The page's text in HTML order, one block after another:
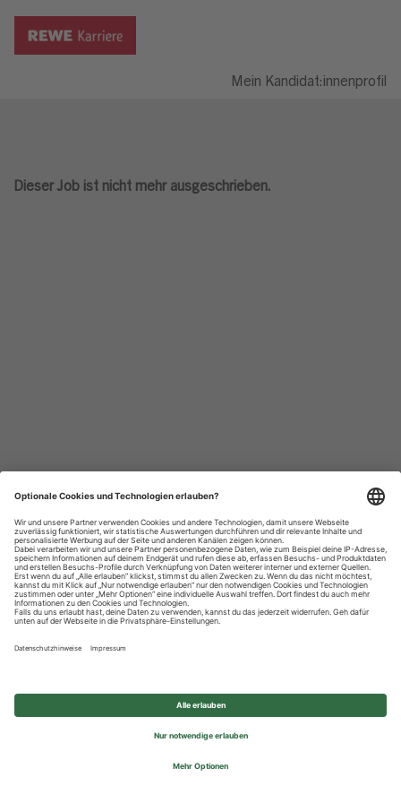
Mein Kandidat:innenprofil
Dieser Job ist nicht mehr ausgeschrieben.
Datenschutzhinweise
Impressum
Privatsphäre-Einstellungen
© 2026 REWE Group - All rights reserved